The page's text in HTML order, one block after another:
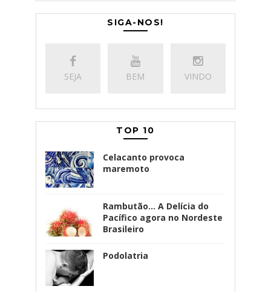
SIGA-NOS!
SEJA BEM VINDO
TOP 10
Celacanto provoca
maremoto
Rambutão... A Delícia do
Pacífico agora no Nordeste
Brasileiro
Podolatria